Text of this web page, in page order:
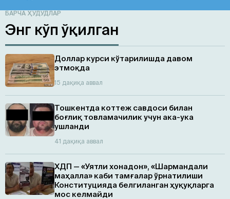
БАРЧА ҲУДУДЛАР
Энг кўп ўқилган
Доллар курси кўтарилишда давом
этмоқда
15 дақиқа аввал
Тошкентда коттеж савдоси билан
боғлиқ товламачилик учун ака-ука
ушланди
41 дақиқа аввал
ХДП — «Уятли хонадон», «Шармандали
маҳалла» каби тамғалар ўрнатилиши
Конституцияда белгиланган ҳуқуқларга
мос келмайди